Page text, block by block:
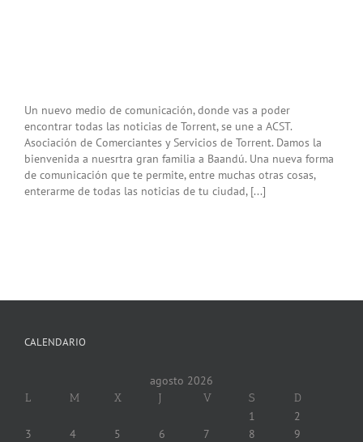
Un nuevo medio de comunicación, donde vas a poder
encontrar todas las noticias de ‪Torrent, se une a ACST.
Asociación de Comerciantes y Servicios de Torrent.‬ Damos la
bienvenida a nuesrtra gran familia a Baandú. Una nueva forma
de comunicación que te permite, entre muchas otras cosas,
enterarme de todas las noticias de tu ciudad, [...]
CALENDARIO
agosto 2026
L M X J V S D
1
2
3
4 5 6 7 8
9